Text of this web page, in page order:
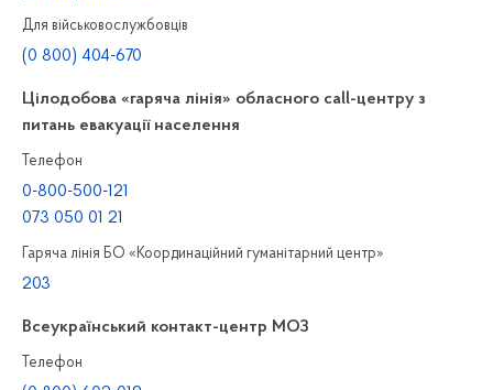
Для військовослужбовців
(0 800) 404-670
Цілодобова «гаряча лінія» обласного call-центру з
питань евакуації населення
Телефон
0-800-500-121
073 050 01 21
Гаряча лінія БО «Координаційний гуманітарний центр»
203
Всеукраїнський контакт-центр МОЗ
Телефон